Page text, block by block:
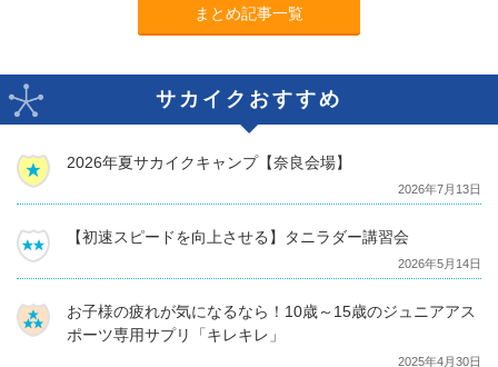
まとめ記事一覧
サカイクおすすめ
2026年夏サカイクキャンプ【奈良会場】
2026年7月13日
【初速スピードを向上させる】タニラダー講習会
2026年5月14日
お子様の疲れが気になるなら！10歳～15歳のジュニアアス
ポーツ専用サプリ「キレキレ」
2025年4月30日